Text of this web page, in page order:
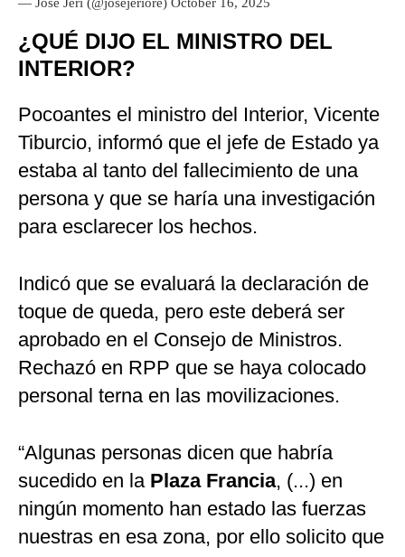
¿QUÉ DIJO EL MINISTRO DEL
INTERIOR?
Pocoantes el ministro del Interior, Vicente
Tiburcio, informó que el jefe de Estado ya
estaba al tanto del fallecimiento de una
persona y que se haría una investigación
para esclarecer los hechos.
Indicó que se evaluará la declaración de
toque de queda, pero este deberá ser
aprobado en el Consejo de Ministros.
Rechazó en RPP que se haya colocado
personal terna en las movilizaciones.
“Algunas personas dicen que habría
sucedido en la Plaza Francia, (...) en
ningún momento han estado las fuerzas
nuestras en esa zona, por ello solicito que